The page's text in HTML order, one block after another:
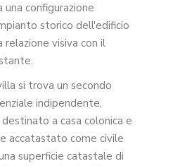
configurazione
storico dell'edificio
visiva con il
si trova un secondo
indipendente,
a casa colonica e
accatastato come civile
superficie catastale di